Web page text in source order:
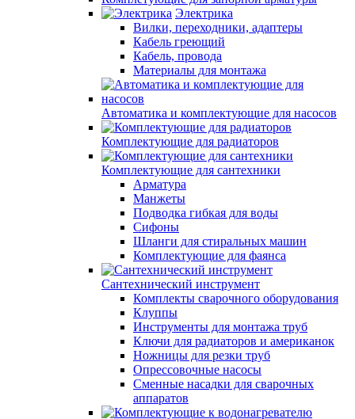
Электрика
Вилки, переходники, адаптеры
Кабель греющий
Кабель, провода
Материалы для монтажа
Автоматика и комплектующие для насосов
Комплектующие для радиаторов
Комплектующие для сантехники
Арматура
Манжеты
Подводка гибкая для воды
Сифоны
Шланги для стиральных машин
Комплектующие для фаянса
Сантехнический инструмент
Комплекты сварочного оборудования
Клуппы
Инструменты для монтажа труб
Ключи для радиаторов и американок
Ножницы для резки труб
Опрессовочные насосы
Сменные насадки для сварочных
аппаратов